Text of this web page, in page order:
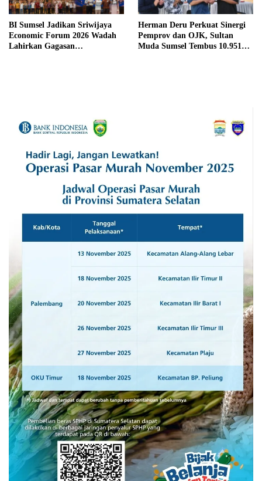
BI Sumsel Jadikan Sriwijaya
Economic Forum 2026 Wadah
Lahirkan Gagasan
Herman Deru Perkuat Sinergi
Pemprov dan OJK, Sultan
Muda Sumsel Tembus 10.951